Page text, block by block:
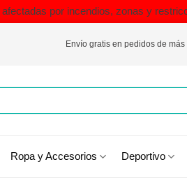
por incendios, zonas y
Envío gratis en pedidos de
Ropa y Accesorios Deportivo